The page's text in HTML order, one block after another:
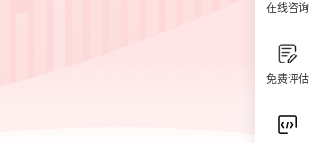
在线咨询
免费评估